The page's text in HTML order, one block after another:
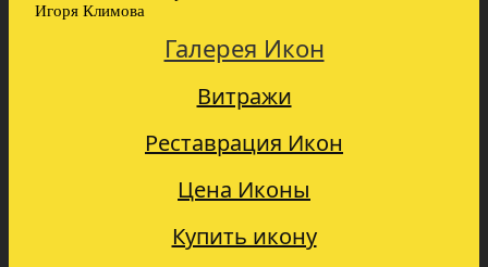
Игоря Климова
Галерея Икон
Витражи
Реставрация Икон
Цена Иконы
Купить икону